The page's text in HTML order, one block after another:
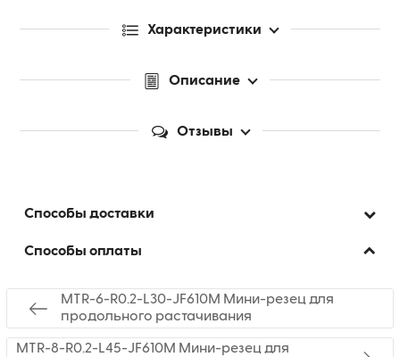
Характеристики
Описание
Отзывы
Способы доставки
Способы оплаты
MTR-6-R0.2-L30-JF610M Мини-резец для
продольного растачивания
MTR-8-R0.2-L45-JF610M Мини-резец для